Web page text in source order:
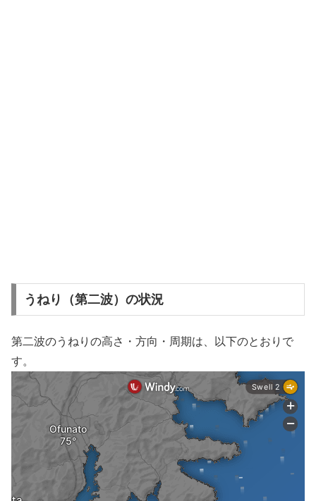
うねり（第二波）の状況
第二波のうねりの高さ・方向・周期は、以下のとおりで
す。